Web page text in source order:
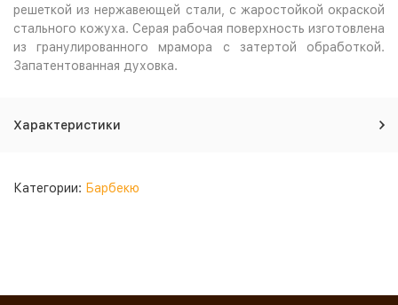
решеткой из нержавеющей стали, с жаростойкой окраской
стального кожуха. Серая рабочая поверхность изготовлена
из гранулированного мрамора с затертой обработкой.
Запатентованная духовка.
Характеристики
Категории: Барбекю